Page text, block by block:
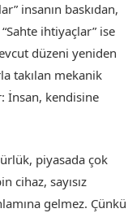
insanın baskıdan,
ihtiyaçlar” ise
düzeni yeniden
takılan mekanik
İnsan, kendisine
piyasada çok
cihaz, sayısız
gelmez. Çünkü